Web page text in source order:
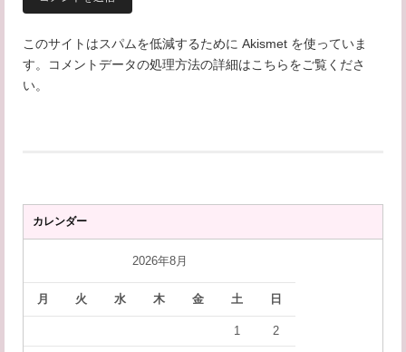
このサイトはスパムを低減するために Akismet を使っていま
す。
コメントデータの処理方法の詳細はこちらをご覧くださ
い。
カレンダー
2026年8月
月 火 水 木 金 土 日
1 2